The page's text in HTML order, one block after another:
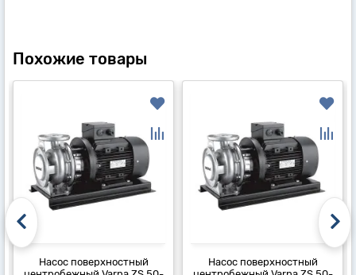
Похожие товары
Насос поверхностный
Насос поверхностный